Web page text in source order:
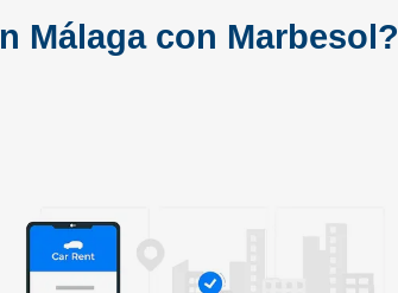
Málaga con Marbesol?